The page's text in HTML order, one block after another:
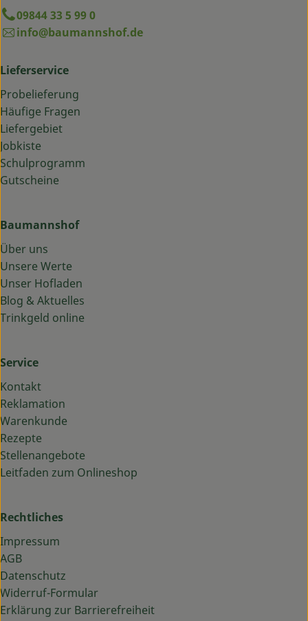
09844 33 5 99 0
info@baumannshof.de
Lieferservice
Probelieferung
Häufige Fragen
Liefergebiet
Jobkiste
Schulprogramm
Gutscheine
Baumannshof
Über uns
Unsere Werte
Unser Hofladen
Blog & Aktuelles
Trinkgeld online
Service
Kontakt
Reklamation
Warenkunde
Rezepte
Stellenangebote
Leitfaden zum Onlineshop
Rechtliches
Impressum
AGB
Datenschutz
Widerruf-Formular
Erklärung zur Barrierefreiheit